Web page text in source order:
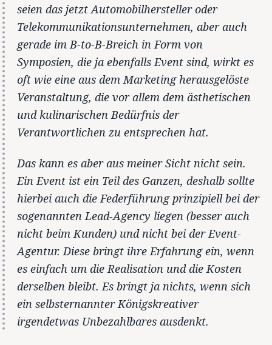
seien das jetzt Automobilhersteller oder
Telekommunikationsunternehmen, aber auch
gerade im B-to-B-Breich in Form von
Symposien, die ja ebenfalls Event sind, wirkt es
oft wie eine aus dem Marketing herausgelöste
Veranstaltung, die vor allem dem ästhetischen
und kulinarischen Bedürfnis der
Verantwortlichen zu entsprechen hat.
Das kann es aber aus meiner Sicht nicht sein.
Ein Event ist ein Teil des Ganzen, deshalb sollte
hierbei auch die Federführung prinzipiell bei der
sogenannten Lead-Agency liegen (besser auch
nicht beim Kunden) und nicht bei der Event-
Agentur. Diese bringt ihre Erfahrung ein, wenn
es einfach um die Realisation und die Kosten
derselben bleibt. Es bringt ja nichts, wenn sich
ein selbsternannter Königskreativer
irgendetwas Unbezahlbares ausdenkt.